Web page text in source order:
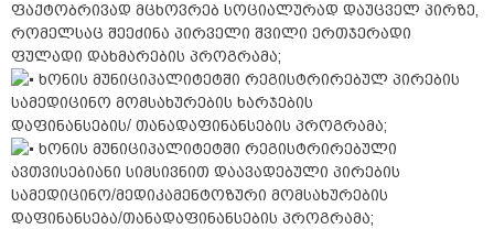
ფაქტობრივად მცხოვრებ სოციალურად დაუცველ პირზე,
რომელსაც შეეძინა პირველი შვილი ერთჯერადი
ფულადი დახმარების პროგრამა;
ხონის მუნიციპალიტეტში რეგისტრირებულ პირების
სამედიცინო მომსახურების ხარჯების
დაფინანსების/ თანადაფინანსების პროგრამა;
ხონის მუნიციპალიტეტში რეგისტრირებული
ავთვისებიანი სიმსივნით დაავადებული პირების
სამედიცინო/მედიკამენტოზური მომსახურების
დაფინანსება/თანადაფინანსების პროგრამა;